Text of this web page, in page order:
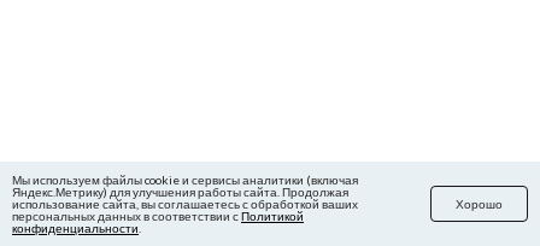
Мы используем файлы cookie и сервисы аналитики (включая
Яндекс.Метрику) для улучшения работы сайта. Продолжая
использование сайта, вы соглашаетесь с обработкой ваших
персональных данных в соответствии сПолитикой
конфиденциальности
Хорошо